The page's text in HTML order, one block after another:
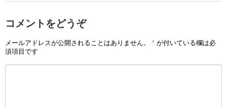
コメントをどうぞ
メールアドレスが公開されることはありません。 * が付いている欄は必
須項目です